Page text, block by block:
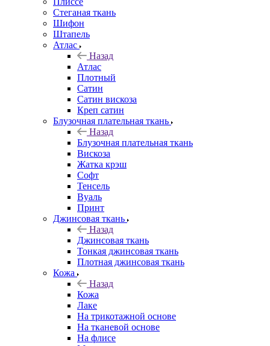
Стеганая ткань
Шифон
Штапель
Атлас
Назад
Атлас
Плотный
Сатин
Сатин вискоза
Креп сатин
Блузочная плательная ткань
Назад
Блузочная плательная ткань
Вискоза
Жатка крэш
Софт
Тенсель
Вуаль
Принт
Джинсовая ткань
Назад
Джинсовая ткань
Тонкая джинсовая ткань
Плотная джинсовая ткань
Кожа
Назад
Кожа
Лаке
На трикотажной основе
На тканевой основе
На флисе